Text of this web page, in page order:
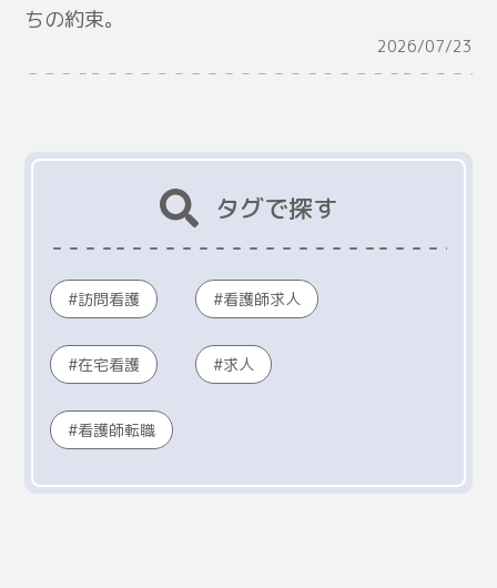
ちの約束。
2026/07/23
タグで探す
訪問看護 看護師求人
在宅看護 求人
看護師転職